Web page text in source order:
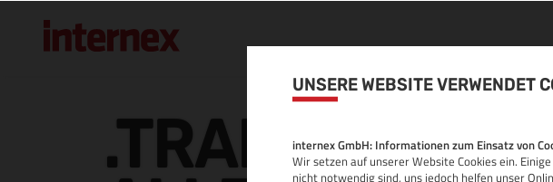
UNSERE WEBSITE VERWENDET
internex GmbH: Informationen zum Einsatz von
Wir setzen auf unserer Website Cookies ein.
nicht notwendig sind, uns jedoch helfen unser
.TRADING